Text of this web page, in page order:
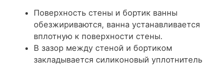
Поверхность стены и бортик ванны
обезжириваются, ванна устанавливается
вплотную к поверхности стены.
В зазор между стеной и бортиком
закладывается силиконовый уплотнитель